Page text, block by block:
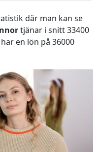
där man kan se
tjänar i snitt 33400
har en lön på 36000